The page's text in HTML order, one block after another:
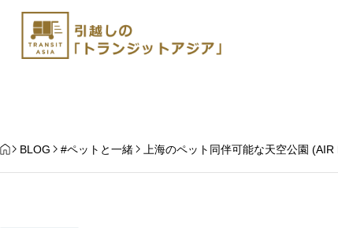
HOME
BLOG #ペットと一緒 上海のペット同伴可能な天空公園 (AIR